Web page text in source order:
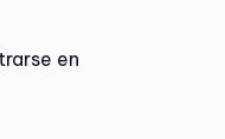
en